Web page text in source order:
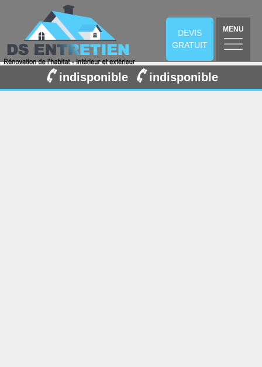
DEVIS
GRATUIT
MENU
indisponible indisponible